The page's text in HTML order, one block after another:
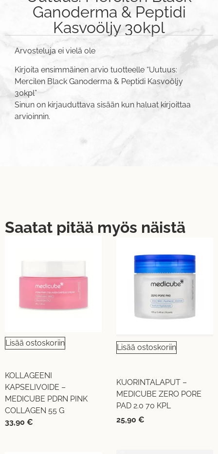
Ganoderma & Peptidi
Kasvoöljy 30kpl
Arvosteluja ei vielä ole
Kirjoita ensimmäinen arvio tuotteelle “Uutuus:
Mercilen Black Ganoderma & Peptidi Kasvoöljy
30kpl”
Sinun on kirjauduttava sisään kun haluat kirjoittaa
arvioinnin.
Saatat pitää myös näistä
Lisää ostoskoriin
KOLLAGEENI
KAPSELIVOIDE –
MEDICUBE PDRN PINK
COLLAGEN 55 G
33,90 €
Lisää ostoskoriin
KUORINTALAPUT –
MEDICUBE ZERO PORE
PAD 2.0 70 KPL
25,90 €